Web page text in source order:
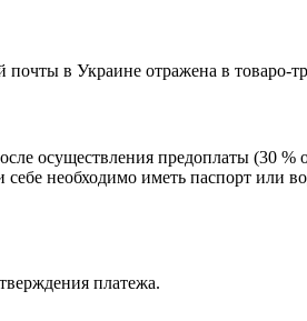
почты в Украине отражена в
осуществления предоплаты (30 %
необходимо иметь паспорт или
платежа.